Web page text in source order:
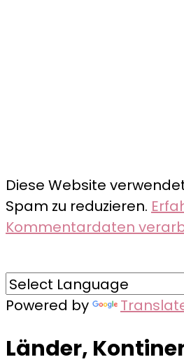
Diese Website
Spam zu reduzieren.
Kommentardaten
Powered by
Länder,